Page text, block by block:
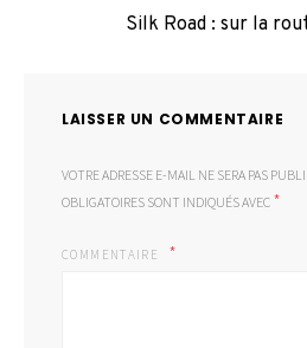
Silk Road : sur la
LAISSER UN COMMENTAIRE
VOTRE ADRESSE E-MAIL NE SERA PAS
OBLIGATOIRES SONT INDIQUÉS AVEC *
COMMENTAIRE